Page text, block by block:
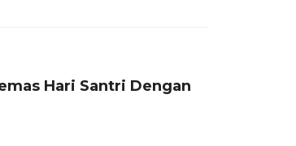
Hari Santri Dengan